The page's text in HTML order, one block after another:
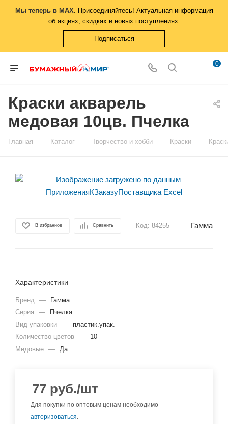
Мы теперь в MAX. Присоединяйтесь! Актуальная информация
об акциях, скидках и новых поступлениях.
Подписаться
0
Краски акварель
медовая 10цв. Пчелка
Главная — Каталог — Творчество и хобби — Краски —
В избранное Сравнить Код: 84255 Гамма
Характеристики
Бренд —
Гамма
Серия
—
Пчелка
Вид упаковки —
пластик.упак.
Количество цветов
—
10
Медовые — Да
77 руб./шт
Для покупки по оптовым ценам необходимо
авторизоваться.